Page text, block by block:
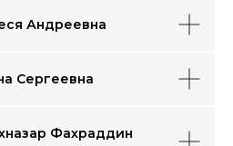
Андреевна
Сергеевна
Фахраддин